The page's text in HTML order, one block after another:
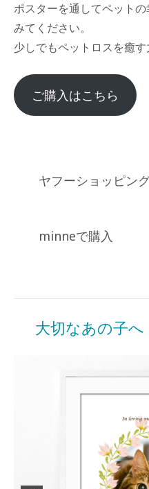
ポスターを通してペット
みてください。
少しでもペットロスを癒す
ご購入はこちら
ヤフーショッピン
minneで購入
大切なあの子